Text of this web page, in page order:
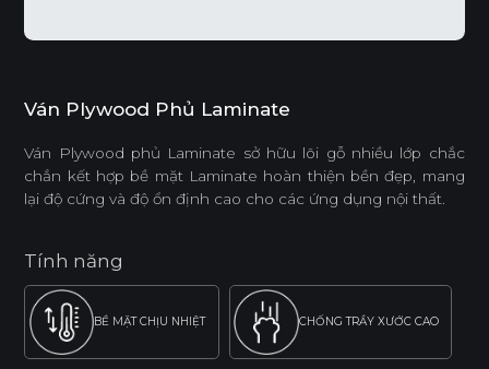
Ván Plywood Phủ Laminate
Ván Plywood phủ Laminate sở hữu lõi gỗ nhiều lớp chắc
chắn kết hợp bề mặt Laminate hoàn thiện bền đẹp, mang
lại độ cứng và độ ổn định cao cho các ứng dụng nội thất.
Tính năng
BỀ MẶT CHỊU NHIỆT CHỐNG TRẦY XƯỚC CAO